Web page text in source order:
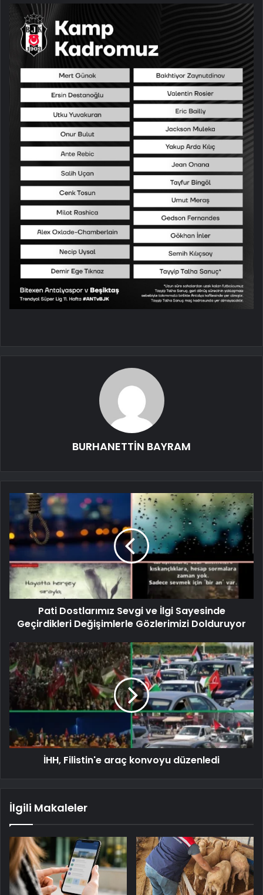
BURHANETTİN BAYRAM
Pati Dostlarımız Sevgi ve İlgi Sayesinde
Geçirdikleri Değişimlerle Gözlerimizi Dolduruyor
İHH, Filistin'e araç konvoyu düzenledi
İlgili Makaleler